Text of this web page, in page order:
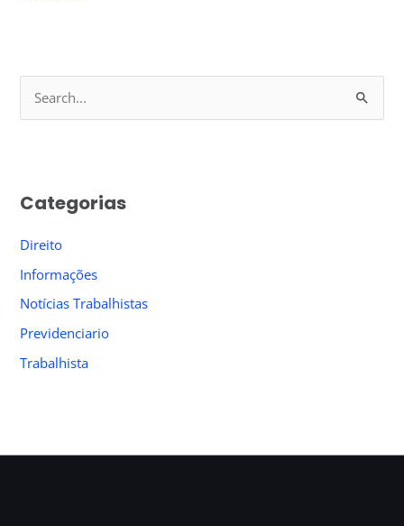
e
c
o
r
:
Categorias
Direito
Informações
Notícias Trabalhistas
Previdenciario
Trabalhista